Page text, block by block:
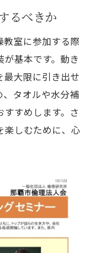
康の秘訣
アプローチ
ションの保ち
フケア方法
スタイルの提
ス効果
た信頼と実績
献
るべきか
教室に参加する際
基本です。動き
最大限に引き出せ
、タオルや水分補
すめします。さ
楽しむために、心